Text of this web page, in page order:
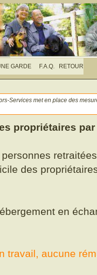
GARDE F.A.Q. RETOUR
Services met en place des
propriétaires
des
en
travail, aucune